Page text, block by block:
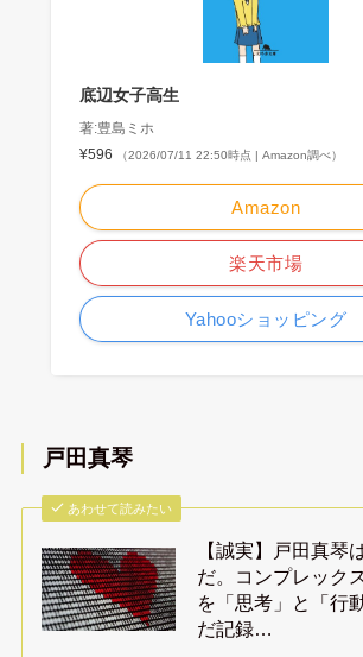
底辺女子高生
著:豊島ミホ
¥596
（2026/07/11 22:50時点 | Amazon調べ）
Amazon
楽天市場
Yahooショッピング
戸田真琴
あわせて読みたい
【誠実】戸田真琴
だ。コンプレック
を「思考」と「行
だ記録…